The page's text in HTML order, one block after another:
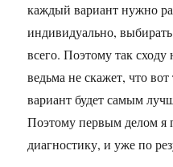
каждый вариант нужно
индивидуально,
всего. Поэтому так
ведьма не скажет, что
вариант будет самым
Поэтому первым делом я
диагностику, и уже по